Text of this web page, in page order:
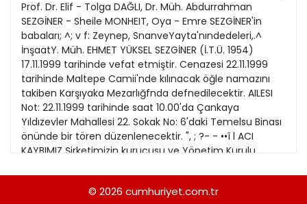
Siyaset Eki
Sürdürülebilir yaşam
Turizm Eki
Yerel Yönetimler
1985
1984
1983
1982
1981
1980
25
26
27
28
29
30
17
18
19
20
Prof. Dr. Elif - Tolga DAĞLI, Dr. Müh. Abdurrahman
SEZGİNER - Sheile MONHEIT, Oya - Emre SEZGİNER'in
babaları; ^; v f: Zeynep, SnanveYayta'nındedeleri,.^
İnşaatY. Müh. EHMET YÜKSEL SEZGİNER (İ.T.Ü. 1954)
17.11.1999 tarihinde vefat etmiştir. Cenazesi 22.11.1999
tarihinde Maltepe Camii'nde kılınacak öğle namazını
takiben Karşıyaka Mezarlığfnda defnedilecektir. AILESI
Not: 22.11.1999 tarihinde saat 10.00'da Çankaya
Yıldızevler Mahallesi 22. Sokak No: 6'daki Temelsu Binası
önünde bir tören düzenlenecektir. ", ; ?- - ••î l ACI
KAYBIMIZ Şirketimizin kurucusu ve Yönetim Kurulu
şeyimiz; Örnek ve Aydın İnsan ;-r; İnşaat Y. Müh. EHMET
YÜKSEL SEZGİNER'İ .1954) 17.11.1999 tarihinde yitirmenin
© 2026 cumhuriyet.com.tr